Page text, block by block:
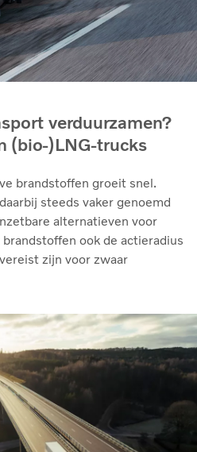
verduurzamen?
(bio-)LNG-trucks
brandstoffen groeit snel.
steeds vaker genoemd
alternatieven voor
ook de actieradius
zijn voor zwaar